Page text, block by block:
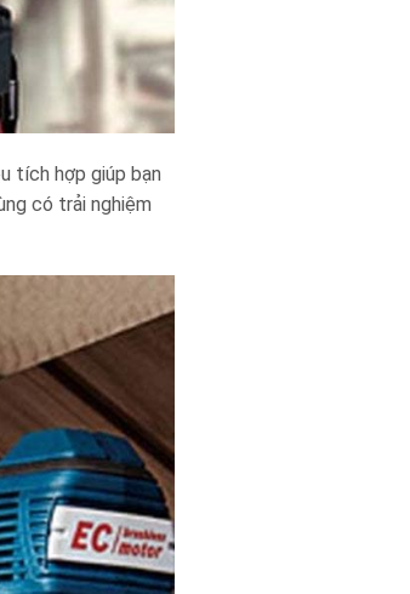
tích hợp giúp bạn
có trải nghiệm